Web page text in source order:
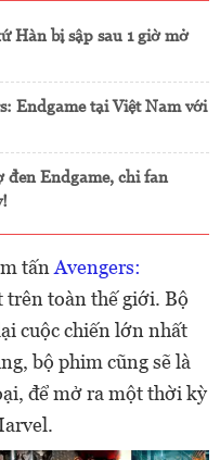
Hàn bị sập sau 1 giờ mở
Endgame tại Việt Nam với
đen Endgame, chỉ fan
tấn Avengers:
trên toàn thế giới. Bộ
cuộc chiến lớn nhất
bộ phim cũng sẽ là
để mở ra một thời kỳ